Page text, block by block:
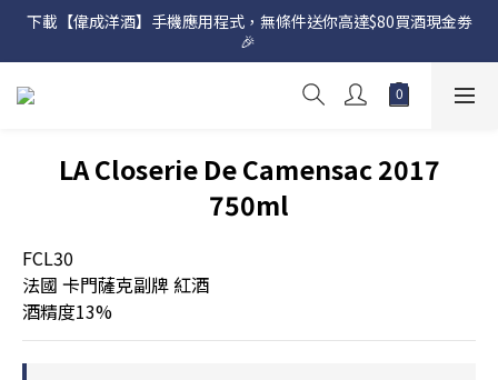
網店購滿 $500 即享免費送貨服務📦
下載【偉成洋酒】手機應用程式，無條件送你高達$80買酒現金劵
🎉
網店購滿 $500 即享免費送貨服務📦
LA Closerie De Camensac 2017
750ml
FCL30
法國 卡門薩克副牌 紅酒
酒精度13%